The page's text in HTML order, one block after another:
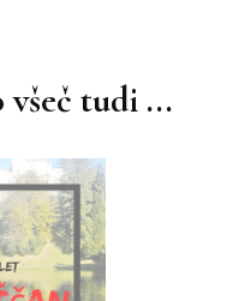
všeč tudi ...